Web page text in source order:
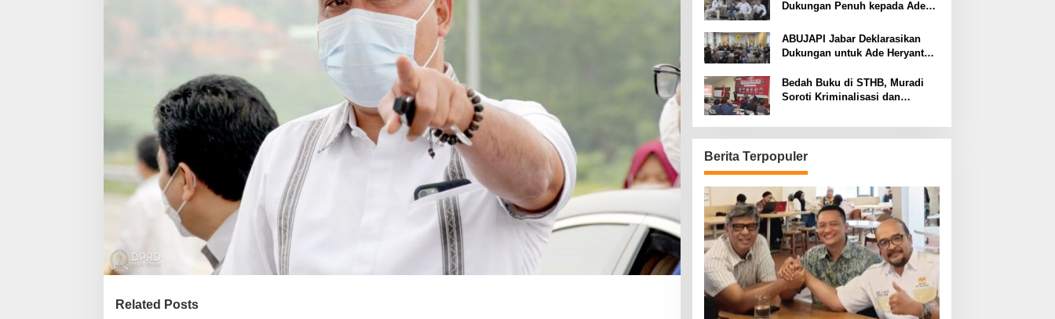
Related Posts
Dukungan Penuh kepada Ade
Bandung
ABUJAPI Jabar Deklarasikan
Dukungan untuk Ade Heryanto
Bedah Buku di STHB, Muradi
Soroti Kriminalisasi dan
Penegakan Hukum
Berita Terpopuler